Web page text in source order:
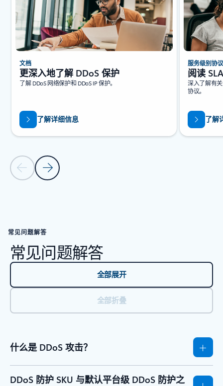
上一张幻灯片下一张幻灯片
文档
更深入地了解 DDoS 保护
了解 DDoS 网络保护和 DDoS IP 保护。
了解详细信息
服务级别协议
阅读 SLA
深入了解有
协议。
了解
常见问题解答
常见问题解答
全部展开
全部折叠
什么是 DDoS 攻击？
DDoS 防护 SKU 与默认平台级 DDoS 防护之